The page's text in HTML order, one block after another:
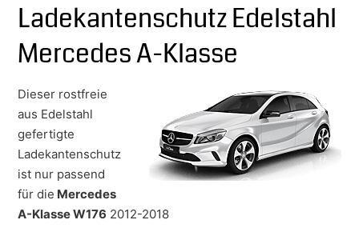
Ladekantenschutz Edelstahl
Mercedes A-Klasse
Dieser rostfreie
aus Edelstahl
gefertigte
Ladekantenschutz
ist nur passend
für die Mercedes
A-Klasse W176 2012-2018